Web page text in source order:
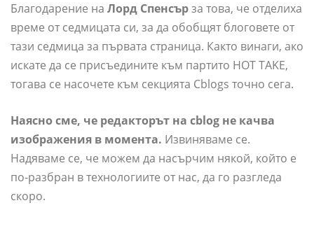
Благодарение на Лорд Спенсърза това, че отделиха
време от седмицата си, за да обобщят блоговете от
тази седмица за първата страница. Както винаги, ако
искате да се присъедините към партито HOT TAKE,
тогава се насочете към секцията Cblogs точно сега.
Наясно сме, че редакторът на cblog не качва
изображения в момента. Извиняваме се.
Надяваме се, че можем да насърчим някой, който е
по-разбран в технологиите от нас, да го разгледа
скоро.